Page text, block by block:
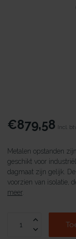
€879,58 Incl.
Metalen opstanden
geschikt voor
dagmaat zijn gelijk.
voorzien van isolatie,
meer.